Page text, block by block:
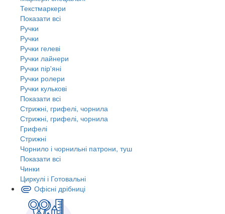
Текстмаркери
Показати всі
Ручки
Ручки
Ручки гелеві
Ручки лайнери
Ручки пір'яні
Ручки ролери
Ручки кулькові
Показати всі
Стрижні, грифелі, чорнила
Стрижні, грифелі, чорнила
Грифелі
Стрижні
Чорнило і чорнильні патрони, туш
Показати всі
Чинки
Циркулі і Готовальні
Офісні дрібниці